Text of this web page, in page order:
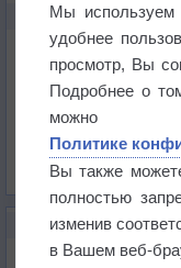
КАРТЫ ПОГОДЫ В
Температура
Давление
Осадки
Облачность
Список всех карт
НОВОЕ О ПОГОДЕ
Мы
удобнее
просмотр, Вы
Подробнее о
можно
Политике
Вы также
полностью
изменив
в Вашем веб-